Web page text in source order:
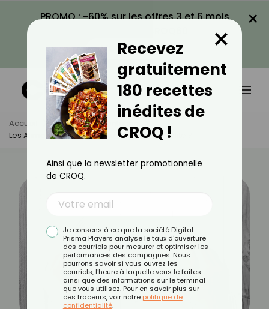
PROMO : -60% sur les offres 3 et 6 mois
VOIR LA PROMO
×
Accueil Actus
Alimentation
Les Aliments À Zéro Calorie : Mythe Ou Réalité ?
Recevez
gratuitement
180 recettes
inédites de
CROQ !
×
Ainsi que la newsletter promotionnelle
de CROQ.
Je consens à ce que la société Digital
Prisma Players analyse le taux d'ouverture
des courriels pour mesurer et optimiser les
performances des campagnes. Nous
pourrons savoir si vous ouvrez les
courriels, l'heure à laquelle vous le faites
ainsi que des informations sur le terminal
que vous utilisez. Pour en savoir plus sur
ces traceurs, voir notre politique de
confidentialité.